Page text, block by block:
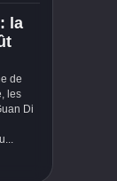
la
de
les
Di